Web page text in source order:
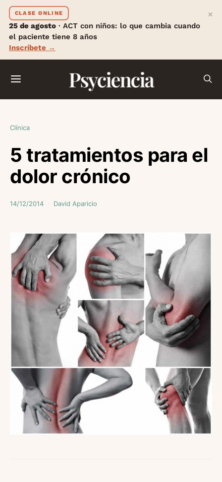
CLASE ONLINE
25 de agosto · ACT con niños: lo que cambia cuando
el paciente tiene 8 años
Inscríbete →
×
Psyciencia
Clínica
5 tratamientos para el
dolor crónico
14/12/2014 David Aparicio